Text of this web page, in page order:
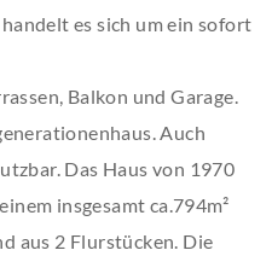
es sich um ein sofort
Balkon und Garage.
Auch
Das Haus von 1970
insgesamt ca.794m²
aus 2 Flurstücken. Die